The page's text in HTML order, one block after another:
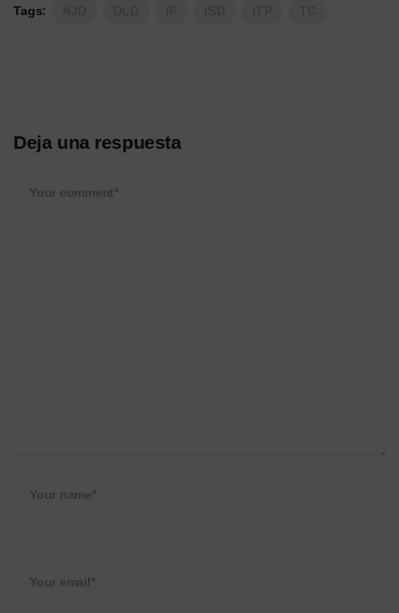
Tags:
Deja una respuesta
Your comment*
Your name*
Your email*